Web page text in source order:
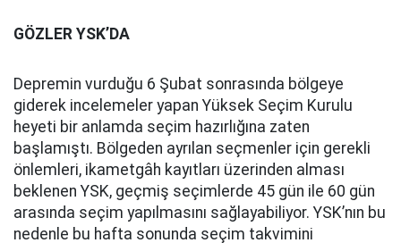
GÖZLER YSK’DA
Depremin vurduğu 6 Şubat sonrasında bölgeye
giderek incelemeler yapan Yüksek Seçim Kurulu
heyeti bir anlamda seçim hazırlığına zaten
başlamıştı. Bölgeden ayrılan seçmenler için gerekli
önlemleri, ikametgâh kayıtları üzerinden alması
beklenen YSK, geçmiş seçimlerde 45 gün ile 60 gün
arasında seçim yapılmasını sağlayabiliyor. YSK’nın bu
nedenle bu hafta sonunda seçim takvimini